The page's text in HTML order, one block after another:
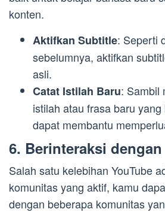
konten.
Aktifkan Subtitle: Seperti
sebelumnya, aktifkan
asli.
Catat Istilah Baru: Sambil
istilah atau frasa baru
dapat membantu
6. Berinteraksi
Salah satu kelebihan YouTube
komunitas yang aktif, kamu
dengan beberapa komunitas